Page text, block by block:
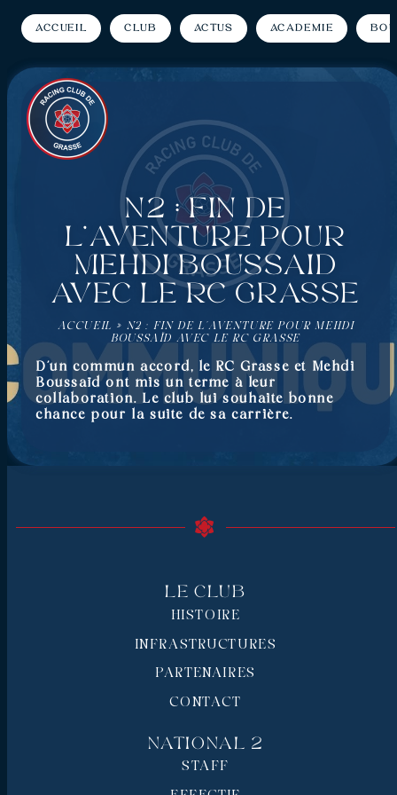
Accueil Club Actus Académie
N2 : Fin de
l’aventure pour
Mehdi Boussaïd
avec le RC Grasse
ACCUEIL » N2 : FIN DE L’AVENTURE POUR MEHDI
BOUSSAÏD AVEC LE RC GRASSE
D’un commun accord, le RC Grasse et Mehdi
Boussaïd ont mis un terme à leur
collaboration. Le club lui souhaite bonne
chance pour la suite de sa carrière.
Le Club
HISTOIRE
INFRASTRUCTURES
PARTENAIRES
CONTACT
National 2
STAFF